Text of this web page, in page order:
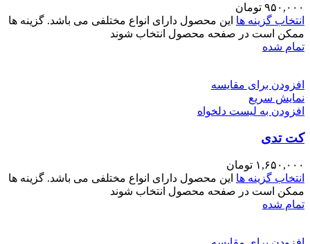
۹۵۰,۰۰۰ تومان
انتخاب گزینه ها این محصول دارای انواع مختلفی می باشد. گزینه ها
ممکن است در صفحه محصول انتخاب شوند
تمام شده
افزودن برای مقایسه
نمایش سریع
افزودن به لیست دلخواه
کت تدی
۱,۶۵۰,۰۰۰ تومان
انتخاب گزینه ها این محصول دارای انواع مختلفی می باشد. گزینه ها
ممکن است در صفحه محصول انتخاب شوند
تمام شده